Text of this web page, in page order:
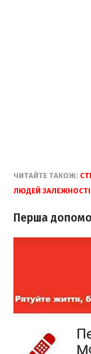
ЧИТАЙТЕ ТАКОЖ:
ЛЮДЕЙ
Перша